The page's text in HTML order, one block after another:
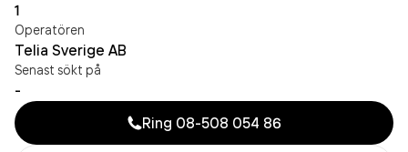
1
Operatören
Telia Sverige AB
Senast sökt på
-
Ring 08-508 054 86